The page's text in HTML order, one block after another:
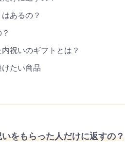
あるの？
祝いのギフトとは？
たい商品
をもらった人だけに返すの？